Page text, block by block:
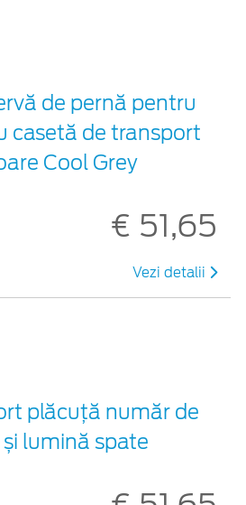
de pernă pentru
casetă de transport
Cool Grey
€ 51,65
Vezi detalii
plăcuță număr de
lumină spate